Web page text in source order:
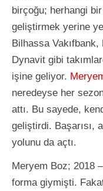
birçoğu; herhangi
geliştirmek yerine
Bilhassa Vakıfbank,
Dynavit gibi
işine geliyor.
neredeyse her
attı. Bu sayede,
geliştirdi. Başarısı,
yolunu da açtı.
Meryem Boz; 2018
forma giymişti.